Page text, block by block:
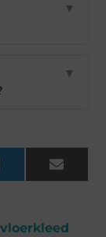
▼
▼
LinkedIn Email